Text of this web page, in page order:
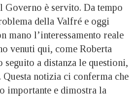
è servito. Da tempo
della Valfré e oggi
mano l’interessamento reale
venuti qui, come Roberta
seguito a distanza le questioni,
Questa notizia ci conferma che
importante e dimostra la